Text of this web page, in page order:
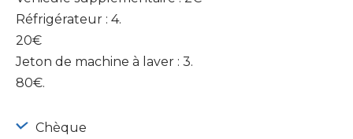
Réfrigérateur : 4.
20€
Jeton de machine à laver : 3.
80€.
Chèque